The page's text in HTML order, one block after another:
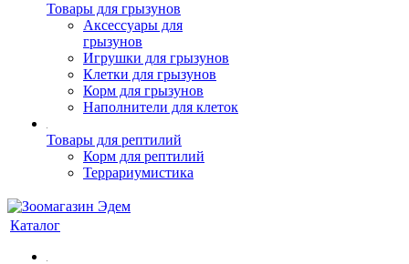
Товары для грызунов
Аксессуары для
грызунов
Игрушки для грызунов
Клетки для грызунов
Корм для грызунов
Наполнители для клеток
Товары для рептилий
Корм для рептилий
Террариумистика
Каталог